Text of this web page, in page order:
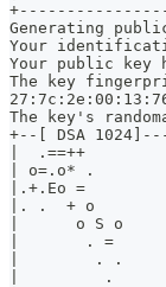
Generating
Your
Your public key
The key
The key's
+--[ DSA
|  .==++
| o=.o* .
|.+.Eo =
|. .  + o
|      o S o
|       . =
|        . .
|         .